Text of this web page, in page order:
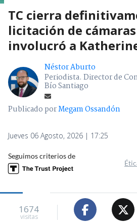
TC cierra
licitación de
involucró a
Néstor Aburto
Periodista. Director de
Bío Santiago
Publicado porMegam Ossandón
Jueves 06 Agosto, 2026 | 17:25
Seguimos criterios de
1674
visitas